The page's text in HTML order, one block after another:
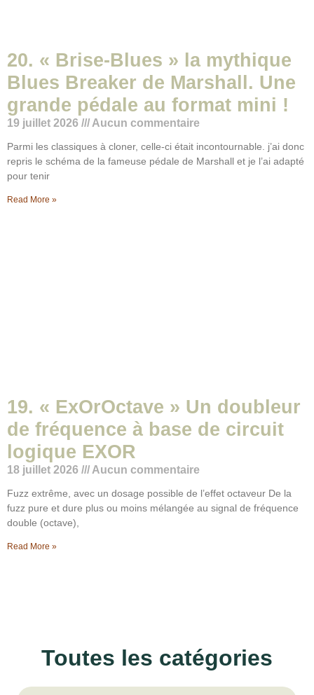
20. « Brise-Blues » la mythique
Blues Breaker de Marshall. Une
grande pédale au format mini !
19 juillet 2026 Aucun commentaire
Parmi les classiques à cloner, celle-ci était incontournable. j’ai donc
repris le schéma de la fameuse pédale de Marshall et je l’ai adapté
pour tenir
Read More »
19. « ExOrOctave » Un doubleur
de fréquence à base de circuit
logique EXOR
18 juillet 2026 Aucun commentaire
Fuzz extrême, avec un dosage possible de l’effet octaveur De la
fuzz pure et dure plus ou moins mélangée au signal de fréquence
double (octave),
Read More »
Toutes les catégories